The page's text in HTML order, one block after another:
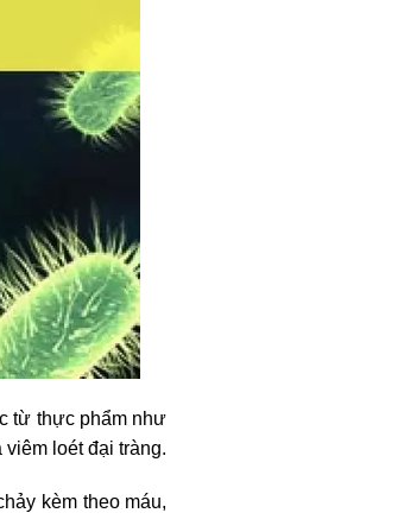
từ thực phẩm như
loét đại tràng.
kèm theo máu,